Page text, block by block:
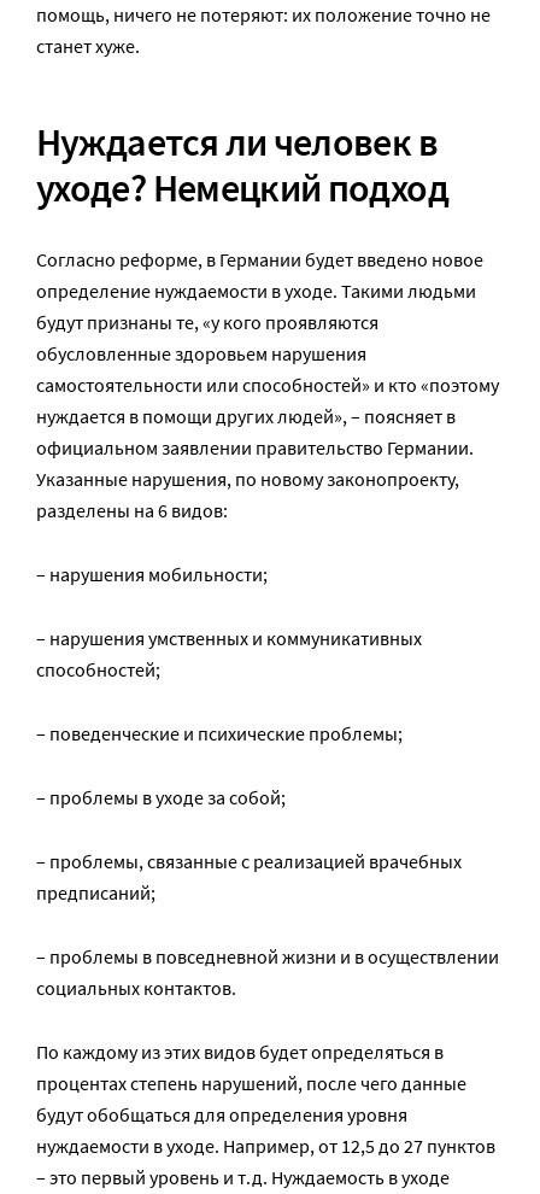
помощь, ничего не потеряют: их положение точно не
станет хуже.
Нуждается ли человек в
уходе? Немецкий подход
Согласно реформе, в Германии будет введено новое
определение нуждаемости в уходе. Такими людьми
будут признаны те, «у кого проявляются
обусловленные здоровьем нарушения
самостоятельности или способностей» и кто «поэтому
нуждается в помощи других людей», – поясняет в
официальном заявлении правительство Германии.
Указанные нарушения, по новому законопроекту,
разделены на 6 видов:
– нарушения мобильности;
– нарушения умственных и коммуникативных
способностей;
– поведенческие и психические проблемы;
– проблемы в уходе за собой;
– проблемы, связанные с реализацией врачебных
предписаний;
– проблемы в повседневной жизни и в осуществлении
социальных контактов.
По каждому из этих видов будет определяться в
процентах степень нарушений, после чего данные
будут обобщаться для определения уровня
нуждаемости в уходе. Например, от 12,5 до 27 пунктов
– это первый уровень и т.д. Нуждаемость в уходе